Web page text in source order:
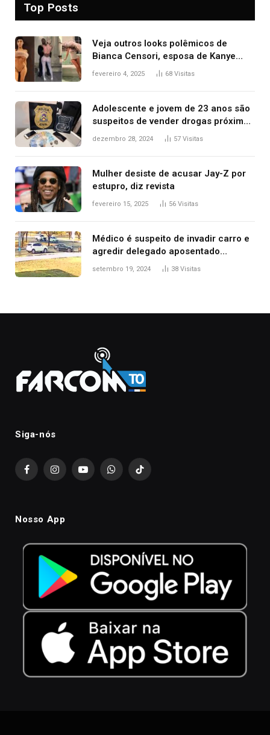
Top Posts
Veja outros looks polêmicos de
Bianca Censori, esposa de Kanye
West que apareceu nua no Grammy
fevereiro 4, 2025 68 Visitas
Adolescente e jovem de 23 anos são
suspeitos de vender drogas próximo
de delegacia e escola, diz polícia
dezembro 28, 2024 57 Visitas
Mulher desiste de acusar Jay-Z por
estupro, diz revista
fevereiro 15, 2025 56 Visitas
Médico é suspeito de invadir carro e
agredir delegado aposentado
durante confusão no trânsito
setembro 19, 2024 38 Visitas
Siga-nós
FacebookInstagramYouTubeWhatsAppTikTok
Nosso App